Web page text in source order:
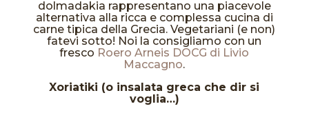
dolmadakia rappresentano una piacevole
alternativa alla ricca e complessa cucina di
carne tipica della Grecia. Vegetariani (e non)
fatevi sotto! Noi la consigliamo con un
fresco Roero Arneis DOCG di Livio
Maccagno.
Xoriatiki (o insalata greca che dir si
voglia…)